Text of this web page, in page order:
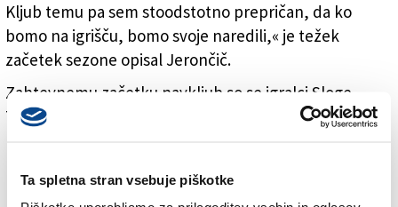
Ta spletna stran vsebuje piškotke
Kljub temu pa sem stoodstotno prepričan, da ko
bomo na igrišču, bomo svoje naredili,« je težek
začetek sezone opisal Jerončič.
Zahtevnemu začetku navkljub so se igralci Sloge
Tabor zbrali že v ponedeljek, 27. avgusta, ko so na
kasneje pa so začeli s potenjem in fizično pripravo v